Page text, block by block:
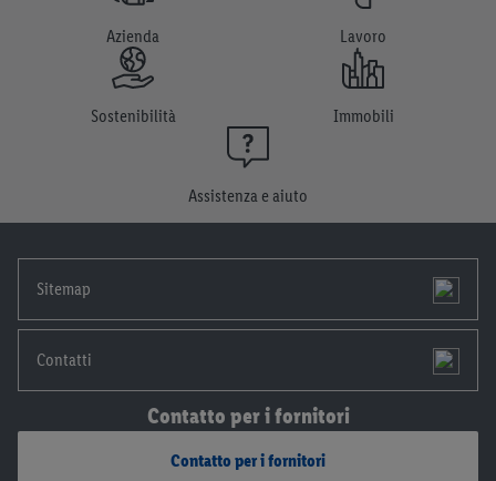
Azienda Lavoro
Sostenibilità Immobili
Assistenza e aiuto
Sitemap
Contatti
Contatto per i fornitori
Contatto per i fornitori